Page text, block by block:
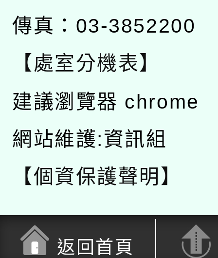
傳真：03-3852200
【處室分機表】
建議瀏覽器 chrome
網站維護:資訊組
【個資保護聲明】
返回首頁